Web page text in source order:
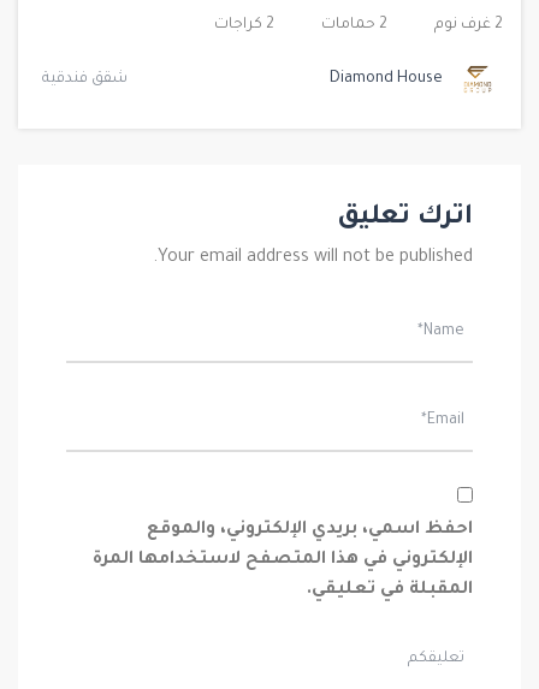
2 غرف نوم 2 حمامات 2 كراجات
Diamond House شقق فندقية
اترك تعليق
Your email address will not be published.
احفظ اسمي، بريدي الإلكتروني، والموقع
الإلكتروني في هذا المتصفح لاستخدامها المرة
المقبلة في تعليقي.